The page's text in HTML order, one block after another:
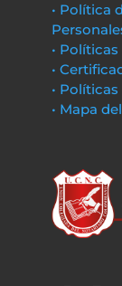
• Política
•
•
•
• Mapa